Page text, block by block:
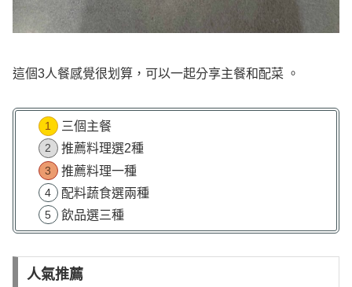
這個3人餐感覺很划算，可以一起分享主餐和配菜 。
三個主餐
推薦料理選2種
推薦料理一種
配料蔬食選兩種
飲品選三種
人氣推薦